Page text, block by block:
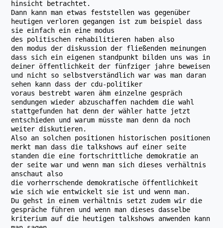
hinsicht betrachtet.
Dann kann man etwas feststellen was gegenüber
heutigen verloren gegangen ist zum beispiel dass
sie einfach ein eine modus
des politischen rehabilitieren haben also
den modus der diskussion der fließenden meinungen
dass sich ein eigenen standpunkt bilden uns was in
deiner öffentlichkeit der fünfziger jahre beweisen
und nicht so selbstverständlich war was man daran
sehen kann dass der cdu-politiker
voraus bestrebt waren ähm einzelne gespräch
sendungen wieder abzuschaffen nachdem die wahl
stattgefunden hat denn der wähler hatte jetzt
entschieden und warum müsste man denn da noch
weiter diskutieren.
Also an solchen positionen historischen positionen
merkt man dass die talkshows auf einer seite
standen die eine fortschrittliche demokratie an
der seite war und wenn man sich dieses verhältnis
anschaut also
die vorherrschende demokratische öffentlichkeit
wie sich wie entwickelt sie ist und wenn man.
Du gehst in einem verhältnis setzt zudem wir die
gespräche führen und wenn man dieses dasselbe
kriterium auf die heutigen talkshows anwenden kann